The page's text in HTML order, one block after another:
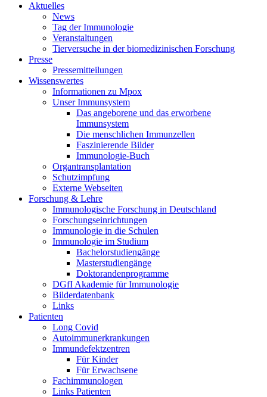
Aktuelles
News
Tag der Immunologie
Veranstaltungen
Tierversuche in der biomedizinischen Forschung
Presse
Pressemitteilungen
Wissenswertes
Informationen zu Mpox
Unser Immunsystem
Das angeborene und das erworbene
Immunsystem
Die menschlichen Immunzellen
Faszinierende Bilder
Immunologie-Buch
Organtransplantation
Schutzimpfung
Externe Webseiten
Forschung & Lehre
Immunologische Forschung in Deutschland
Forschungseinrichtungen
Immunologie in die Schulen
Immunologie im Studium
Bachelorstudiengänge
Masterstudiengänge
Doktorandenprogramme
DGfI Akademie für Immunologie
Bilderdatenbank
Links
Patienten
Long Covid
Autoimmunerkrankungen
Immundefektzentren
Für Kinder
Für Erwachsene
Fachimmunologen
Links Patienten